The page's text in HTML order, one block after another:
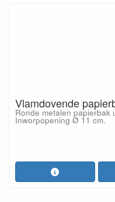
Vlamdovende
Ronde metalen papierbak
Inworpopening Ø 11 cm.